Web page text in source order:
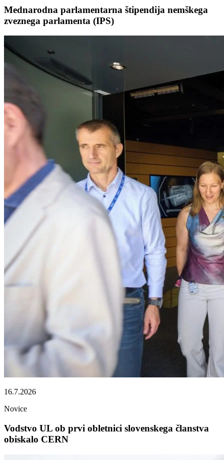
Mednarodna parlamentarna štipendija nemškega
zveznega parlamenta (IPS)
16.7.2026
Novice
Vodstvo UL ob prvi obletnici slovenskega članstva
obiskalo CERN